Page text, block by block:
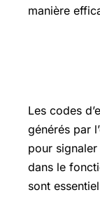
manière
Les codes
générés par
pour
dans le
sont